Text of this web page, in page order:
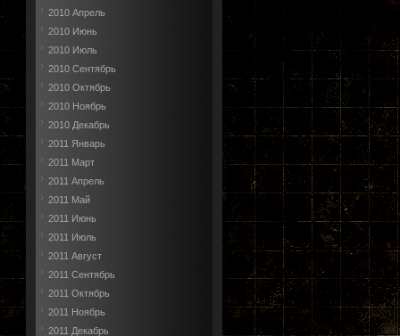
2010 Апрель
2010 Июнь
2010 Июль
2010 Сентябрь
2010 Октябрь
2010 Ноябрь
2010 Декабрь
2011 Январь
2011 Март
2011 Апрель
2011 Май
2011 Июнь
2011 Июль
2011 Август
2011 Сентябрь
2011 Октябрь
2011 Ноябрь
2011 Декабрь